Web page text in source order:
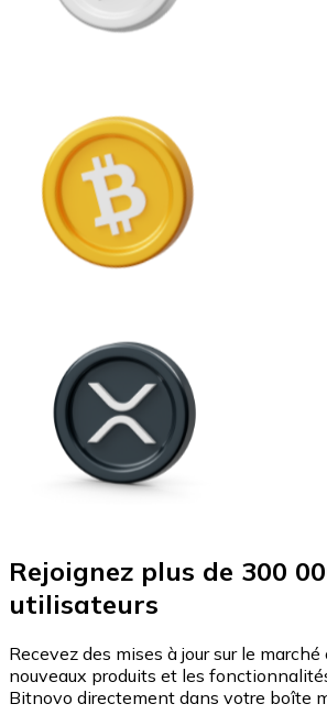
Rejoignez plus de 300
utilisateurs
Recevez des mises à jour sur le marché
nouveaux produits et les
Bitnovo directement dans votre boîte